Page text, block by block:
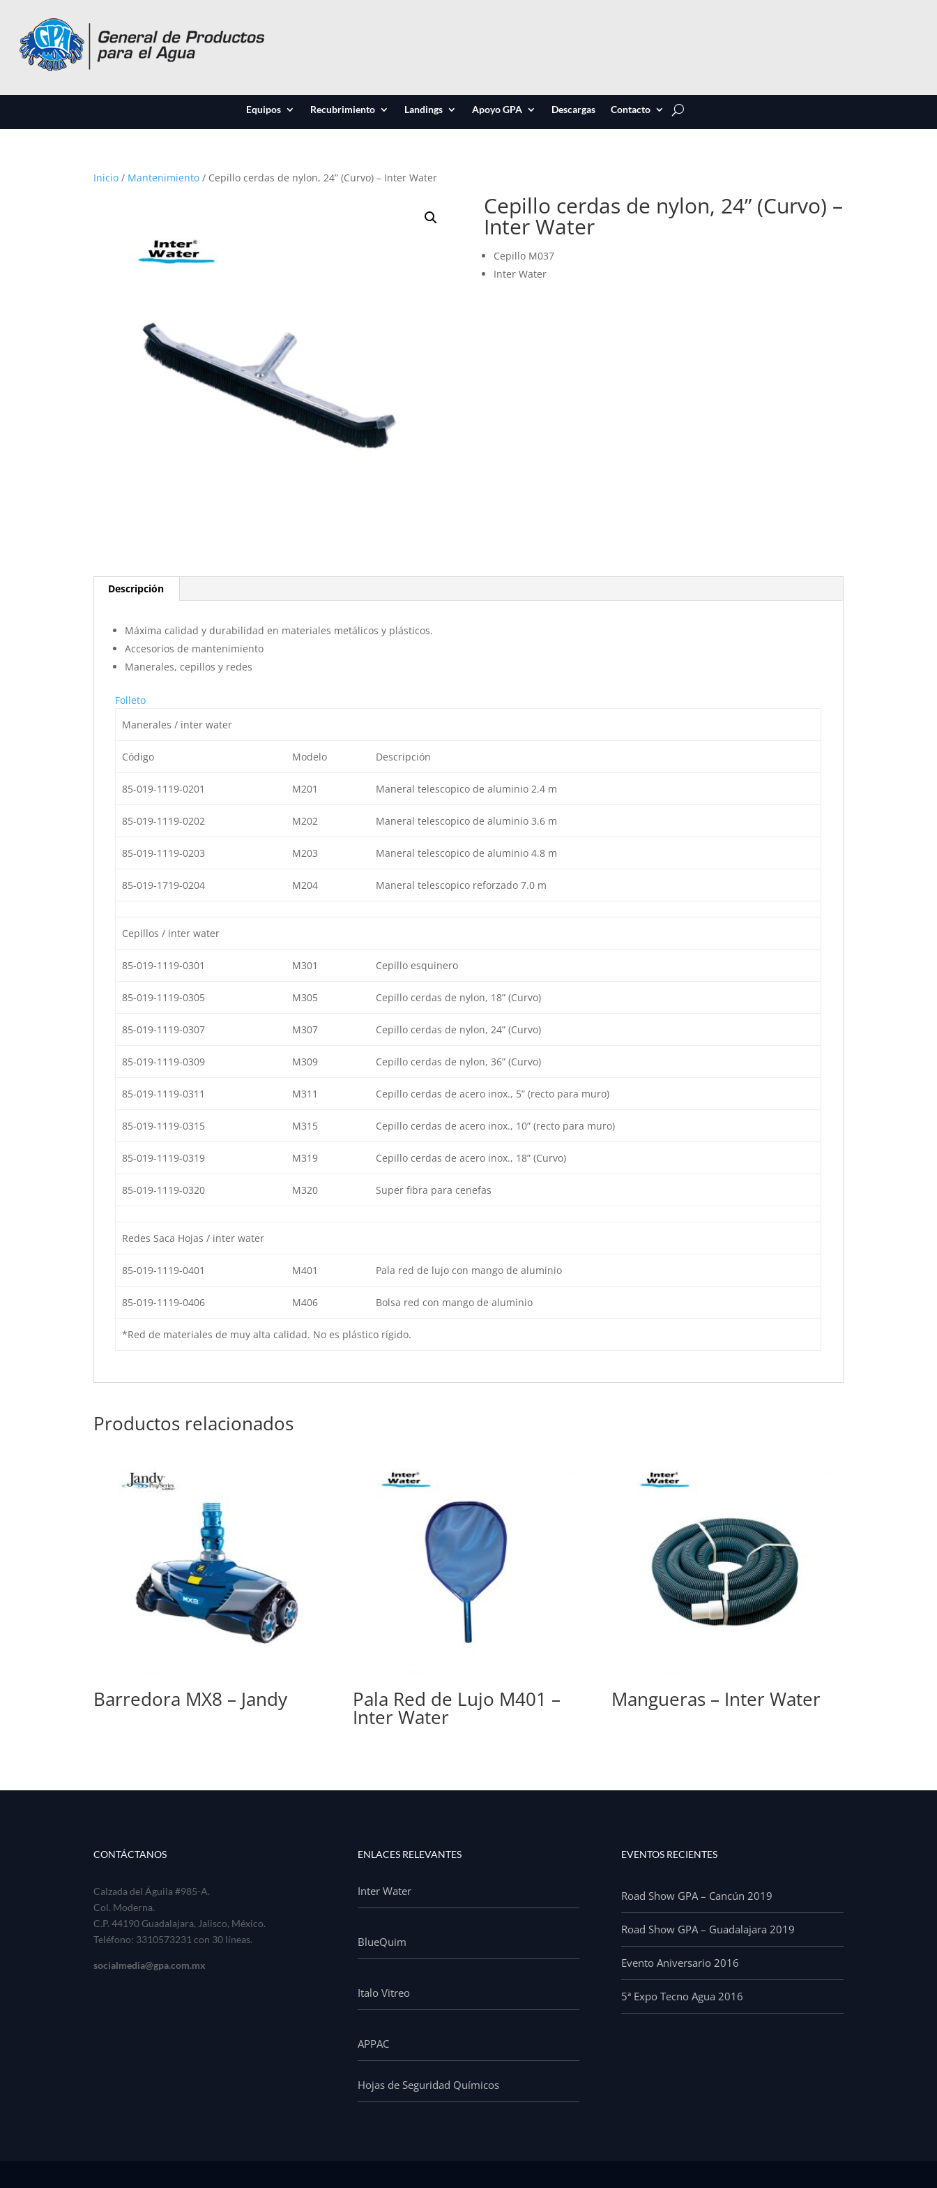
Equipos Recubrimiento Landings Apoyo GPA Descargas Contacto
Inicio / Mantenimiento / Cepillo cerdas de nylon, 24” (Curvo) – Inter Water
Cepillo cerdas de nylon, 24” (Curvo) –
Inter Water
Cepillo M037
Inter Water
Descripción
Máxima calidad y durabilidad en materiales metálicos y plásticos.
Accesorios de mantenimiento
Manerales, cepillos y redes
Folleto
Manerales / inter water
Código Modelo Descripción
85-019-1119-0201 M201 Maneral telescopico de aluminio 2.4 m
85-019-1119-0202 M202 Maneral telescopico de aluminio 3.6 m
85-019-1119-0203 M203 Maneral telescopico de aluminio 4.8 m
85-019-1719-0204 M204 Maneral telescopico reforzado 7.0 m
Cepillos / inter water
85-019-1119-0301 M301 Cepillo esquinero
85-019-1119-0305 M305 Cepillo cerdas de nylon, 18” (Curvo)
85-019-1119-0307 M307 Cepillo cerdas de nylon, 24” (Curvo)
85-019-1119-0309 M309 Cepillo cerdas de nylon, 36” (Curvo)
85-019-1119-0311 M311 Cepillo cerdas de acero inox., 5” (recto para muro)
85-019-1119-0315 M315 Cepillo cerdas de acero inox., 10” (recto para muro)
85-019-1119-0319 M319 Cepillo cerdas de acero inox., 18” (Curvo)
85-019-1119-0320 M320 Super fibra para cenefas
Redes Saca Hojas / inter water
85-019-1119-0401 M401 Pala red de lujo con mango de aluminio
85-019-1119-0406 M406 Bolsa red con mango de aluminio
*Red de materiales de muy alta calidad. No es plástico rígido.
Productos relacionados
Barredora MX8 – Jandy Pala Red de Lujo M401 –
Inter Water
Mangueras – Inter Water
CONTÁCTANOS
Calzada del Águila #985-A.
Col. Moderna.
C.P. 44190 Guadalajara, Jalisco, México.
Teléfono: 3310573231 con 30 líneas.
socialmedia@gpa.com.mx
ENLACES RELEVANTES
Inter Water
BlueQuim
Italo Vitreo
APPAC
Hojas de Seguridad Químicos
EVENTOS RECIENTES
Road Show GPA – Cancún 2019
Road Show GPA – Guadalajara 2019
Evento Aniversario 2016
5ª Expo Tecno Agua 2016